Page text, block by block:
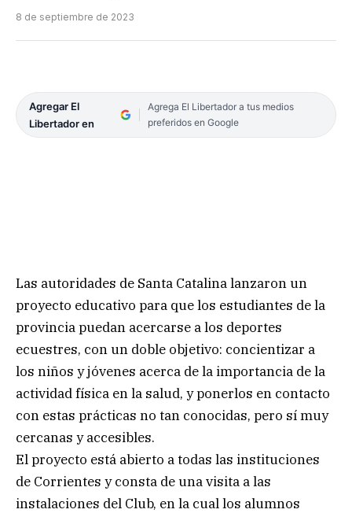
8 de septiembre de 2023
Agregar El
Libertador en
Agrega El Libertador a tus medios
preferidos en Google
Las autoridades de Santa Catalina lanzaron un
proyecto educativo para que los estudiantes de la
provincia puedan acercarse a los deportes
ecuestres, con un doble objetivo: concientizar a
los niños y jóvenes acerca de la importancia de la
actividad física en la salud, y ponerlos en contacto
con estas prácticas no tan conocidas, pero sí muy
cercanas y accesibles.
El proyecto está abierto a todas las instituciones
de Corrientes y consta de una visita a las
instalaciones del Club, en la cual los alumnos